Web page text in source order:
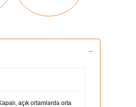
açık ortamlarda orta